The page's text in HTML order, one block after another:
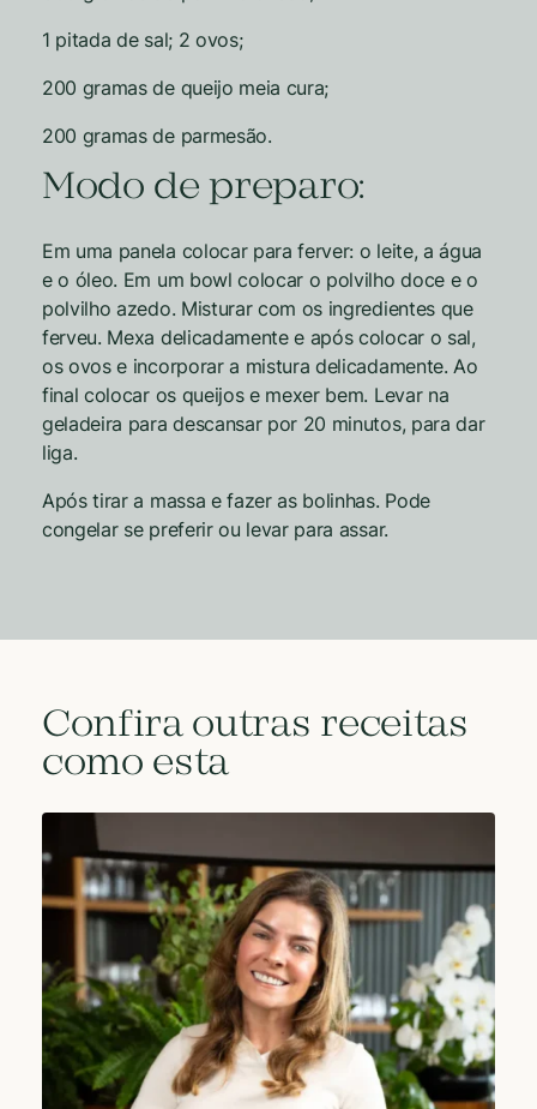
1 pitada de sal; 2 ovos;
200 gramas de queijo meia cura;
200 gramas de parmesão.
Modo de preparo:
Em uma panela colocar para ferver: o leite, a água
e o óleo. Em um bowl colocar o polvilho doce e o
polvilho azedo. Misturar com os ingredientes que
ferveu. Mexa delicadamente e após colocar o sal,
os ovos e incorporar a mistura delicadamente. Ao
final colocar os queijos e mexer bem. Levar na
geladeira para descansar por 20 minutos, para dar
liga.
Após tirar a massa e fazer as bolinhas. Pode
congelar se preferir ou levar para assar.
Confira outras receitas
como esta